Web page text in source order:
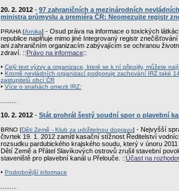
20. 2. 2012 - 97 zahraničních a mezinárodních
ministra průmyslu a premiéra ČR: Neomezujte registr
PRAHA [Arnika] - Osud práva na informace o toxických
republice naplňuje mimo jiné Integrovaný registr
ani zahraničním organizacím zabývajícím se ochranou
zdraví. ::Právo na informace::
• Celý text výzvy a organizace, které se k ní připojily, můžete
• Kromě nevládních organizací podporuje zachování IRZ také
zastupitelů obcí ČR
• Více o snahách omezit IRZ:
10. 2. 2012 - Stát prohrál šestý soudní spor o plavební
BRNO [Děti Země - Klub za udržitelnou dopravu] - Nejvyšší
čtvrtek 19. 1. 2012 zamítl kasační stížnost Ředitelství
rozsudku pardubického krajského soudu, který v únoru
Dětí Země a Přátel Slavíkových ostrovů zrušil stavební
staveniště pro plavební kanál u Přelouče. ::Účast na
• Podrobnější informace